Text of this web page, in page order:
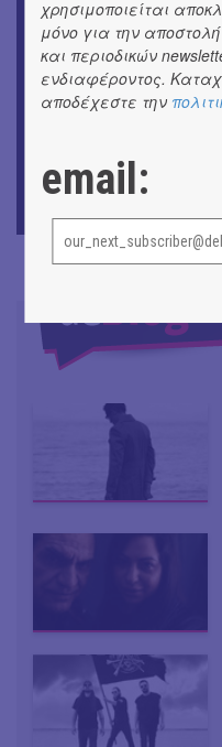
ΕΙΚΑΣΤΙΚΑ
Έκθεση φωτογραφίας:
ΕΙΚΑΣΤΙΚΑ
Αργύρης Ραλλιάς |
Θανάσης Λάλας-Κώστας
χρησιμοποιείται
μόνο για την
και περιοδικών
ενδιαφέροντος.
αποδέχεστε την
email: